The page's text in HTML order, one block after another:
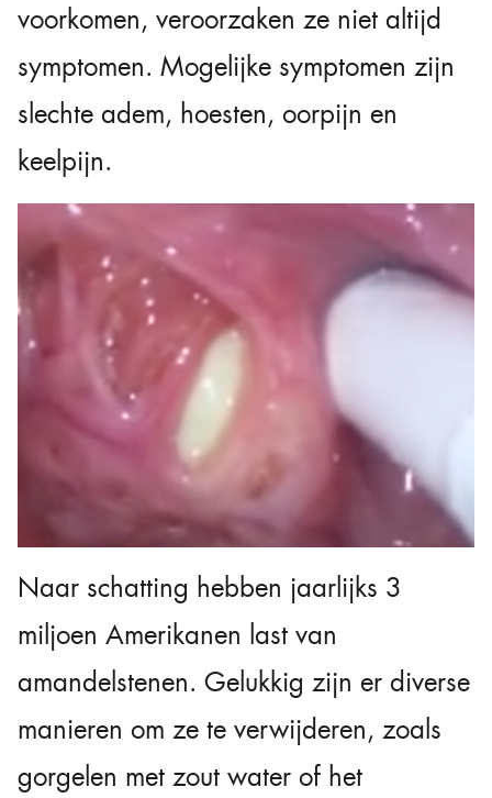
voorkomen, veroorzaken ze niet altijd
symptomen. Mogelijke symptomen zijn
slechte adem, hoesten, oorpijn en
keelpijn.
Naar schatting hebben jaarlijks 3
miljoen Amerikanen last van
amandelstenen. Gelukkig zijn er diverse
manieren om ze te verwijderen, zoals
gorgelen met zout water of het